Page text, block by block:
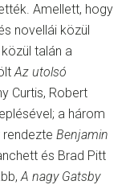
Amellett, hogy
novellái közül
talán a
Az utolsó
Curtis, Robert
a három
rendezte Benjamin
és Brad Pitt
A nagy Gatsby